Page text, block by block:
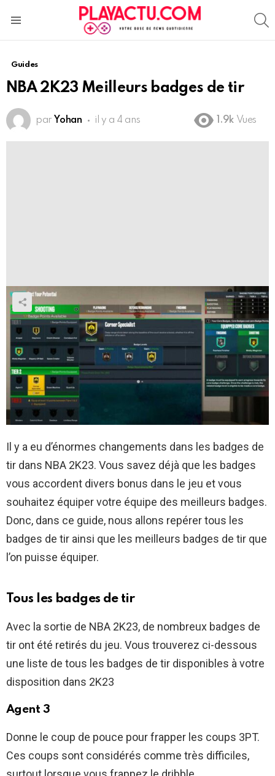
Guides
NBA 2K23 Meilleurs badges de tir
par Yohan il y a 4 ans 1.9k Vues
Il y a eu d’énormes changements dans les badges de
tir dans NBA 2K23. Vous savez déjà que les badges
vous accordent divers bonus dans le jeu et vous
souhaitez équiper votre équipe des meilleurs badges.
Donc, dans ce guide, nous allons repérer tous les
badges de tir ainsi que les meilleurs badges de tir que
l’on puisse équiper.
Tous les badges de tir
Avec la sortie de NBA 2K23, de nombreux badges de
tir ont été retirés du jeu. Vous trouverez ci-dessous
une liste de tous les badges de tir disponibles à votre
disposition dans 2K23
Agent 3
Donne le coup de pouce pour frapper les coups 3PT.
Ces coups sont considérés comme très difficiles,